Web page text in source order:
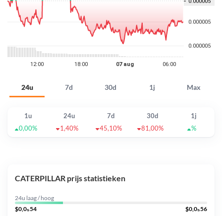
24u 7d 30d 1j Max
1u 24u 7d 30d
1j
0,00%
1,40% 45,10% 81,00% %
CATERPILLAR prijs statistieken
24u laag / hoog
$0,0₅54
$0,0₅56